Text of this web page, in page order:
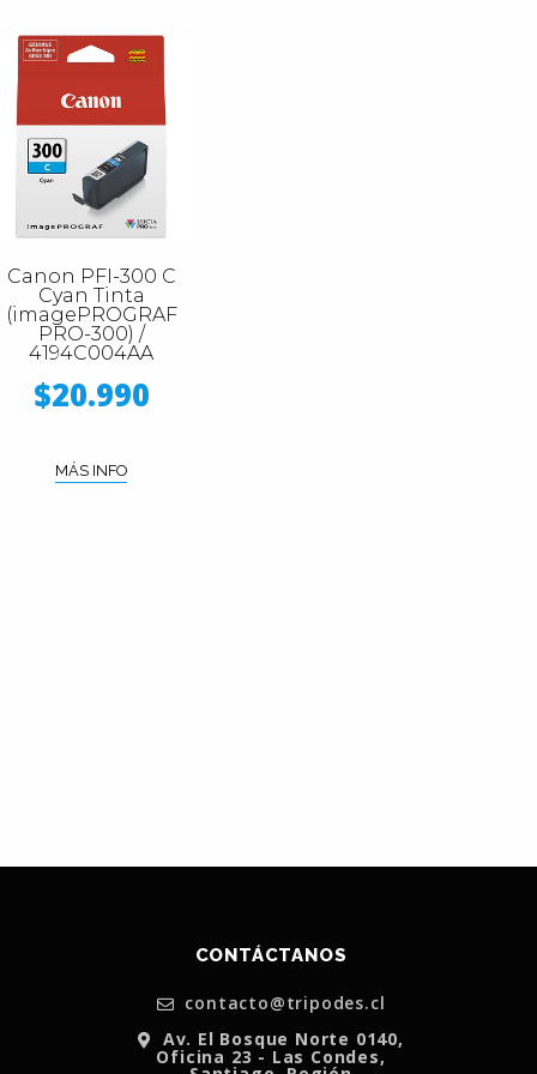
Canon PFI-300 C
Cyan Tinta
(imagePROGRAF
PRO-300) /
4194C004AA
$20.990
MÁS INFO
CONTÁCTANOS
contacto@tripodes.cl
Av. El Bosque Norte 0140,
Oficina 23 - Las Condes,